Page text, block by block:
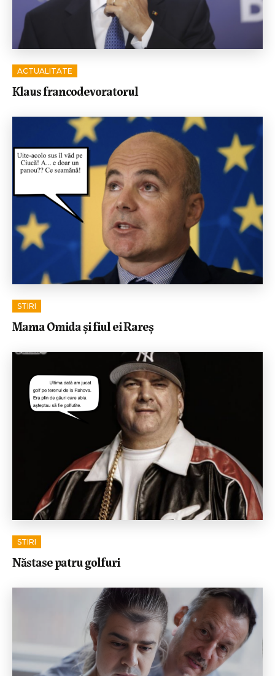
ACTUALITATE
Klaus francodevoratorul
STIRI
Mama Omida și fiul ei Rareș
STIRI
Năstase patru golfuri